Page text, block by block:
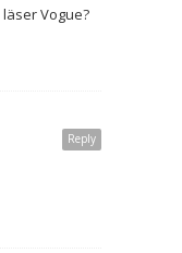
Vogue?
Reply